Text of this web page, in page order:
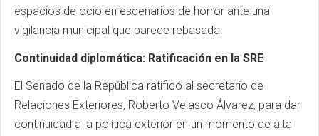
espacios de ocio en escenarios de horror ante una
vigilancia municipal que parece rebasada.
Continuidad diplomática: Ratificación en la SRE
El Senado de la República ratificó al secretario de
Relaciones Exteriores, Roberto Velasco Álvarez, para dar
continuidad a la política exterior en un momento de alta